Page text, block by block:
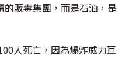
販毒集團，而是石油，是
人死亡，因為爆炸威力巨